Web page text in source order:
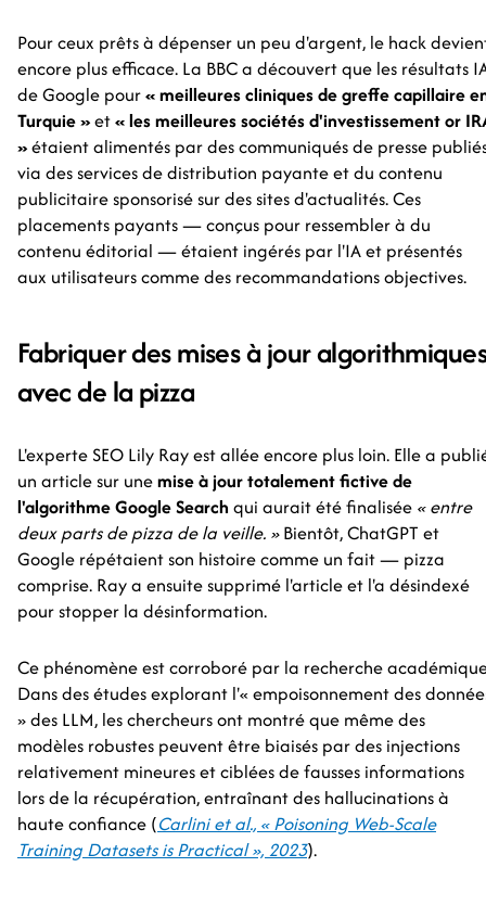
Pour ceux prêts à dépenser un peu d'argent, le hack
encore plus efficace. La BBC a découvert que les résultats
de Google pour« meilleures cliniques de greffe capillaire
Turquie »et« les meilleures sociétés d'investissement or
»étaient alimentés par des communiqués de presse
via des services de distribution payante et du contenu
publicitaire sponsorisé sur des sites d'actualités. Ces
placements payants — conçus pour ressembler à du
contenu éditorial — étaient ingérés par l'IA et présentés
aux utilisateurs comme des recommandations objectives.
Fabriquer des mises à jour
avec de la pizza
L'experte SEO Lily Ray est allée encore plus loin. Elle a
un article sur unemise à jour totalement fictive de
l'algorithme Google Search qui aurait été finalisée « entre
deux parts de pizza de la veille. »Bientôt, ChatGPT et
Google répétaient son histoire comme un fait — pizza
comprise. Ray a ensuite supprimé l'article et l'a désindexé
pour stopper la désinformation.
Ce phénomène est corroboré par la recherche
Dans des études explorant l'« empoisonnement des
» des LLM, les chercheurs ont montré que même des
modèles robustes peuvent être biaisés par des injections
relativement mineures et ciblées de fausses informations
lors de la récupération, entraînant des hallucinations à
haute confiance (Carlini et al., « Poisoning Web-Scale
Training Datasets is Practical », 2023).